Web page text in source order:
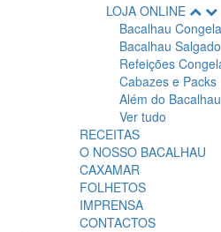
LOJA ONLINE
Bacalhau
Bacalhau Salgado
Refeições
Cabazes e Packs
Além do Bacalhau
Ver tudo
RECEITAS
O NOSSO BACALHAU
CAXAMAR
FOLHETOS
IMPRENSA
CONTACTOS